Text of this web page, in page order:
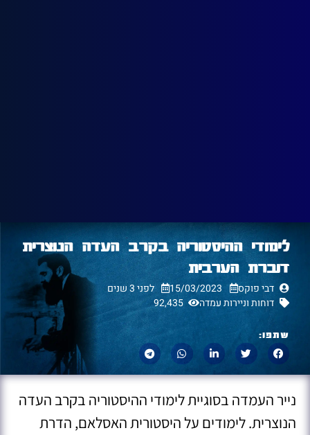
לימודי ההיסטוריה בקרב העדה הנוצרית
דוברת הערבית
דבי פוקס 15/03/2023
לפני 3 שנים
דוחות וניירות עמדה
92,435
שתפו:
נייר העמדה בסוגיית לימודי ההיסטוריה בקרב העדה
הנוצרית. לימודים על היסטורית האסלאם, הדרת